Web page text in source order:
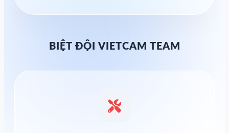
BIỆT ĐỘI VIETCAM TEAM